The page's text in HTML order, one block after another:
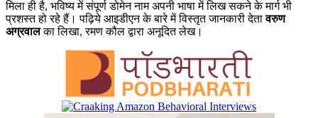
मिला ही है, भविष्य में संपूर्ण डोमेन नाम अपनी भाषा में लिख सकने के मार्ग भी
प्रशस्त हो रहे हैं। पढ़िये आइडीएन के बारे में विस्तृत जानकारी देतावरुण
अग्रवालका लिखा, रमण कौल द्वारा अनूदित लेख।